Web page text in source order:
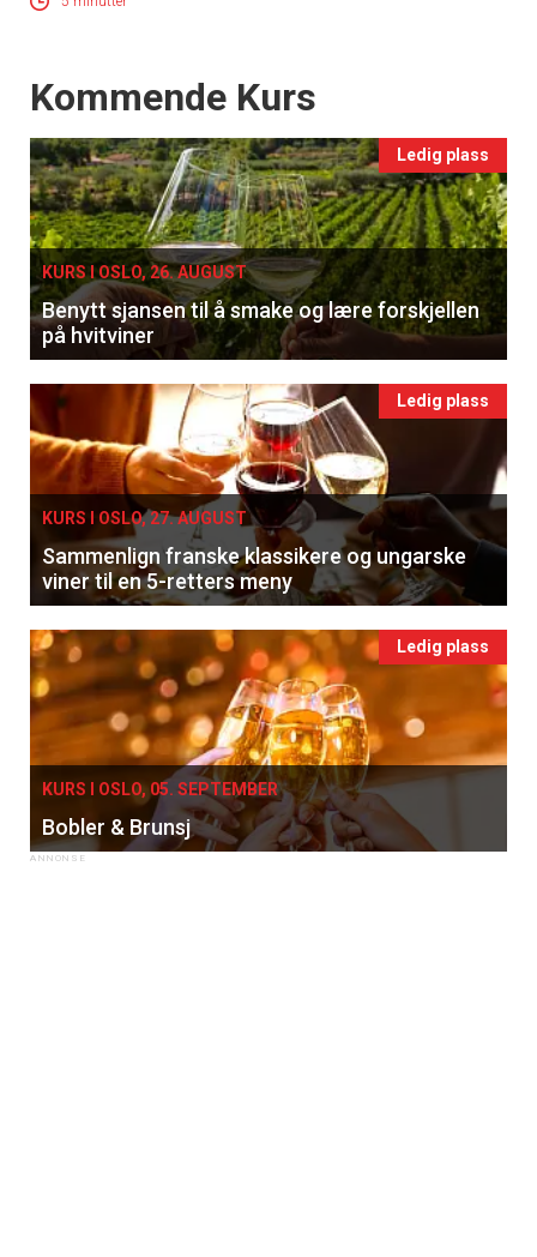
Få ukentlige nyhetsbrev fra
Apéritif
Vi tilbyr flere ukentlige nyhetsbrev. Du
kan fritt velge hvilke du ønsker å få
tilsendt.
Registrer deg
Events
Kommende Kurs
Ledig plass
KURS I OSLO, 26. AUGUST
Benytt sjansen til å smake og lære forskjellen
på hvitviner
Ledig plass
KURS I OSLO, 27. AUGUST
Sammenlign franske klassikere og ungarske
viner til en 5-retters meny
Ledig plass
KURS I OSLO, 05. SEPTEMBER
Bobler & Brunsj